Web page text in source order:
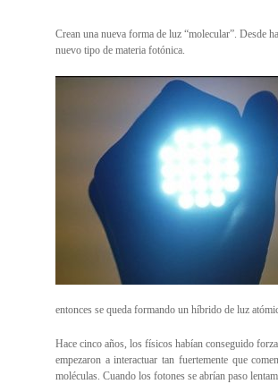
Crean una nueva forma de luz “molecular”. Desde
nuevo tipo de materia fotónica.
entonces se queda formando un híbrido de luz
Hace cinco años, los físicos habían conseguido
empezaron a interactuar tan fuertemente que
moléculas. Cuando los fotones se abrían paso